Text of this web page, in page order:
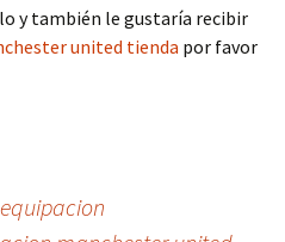
y también le gustaría recibir
united tienda por favor